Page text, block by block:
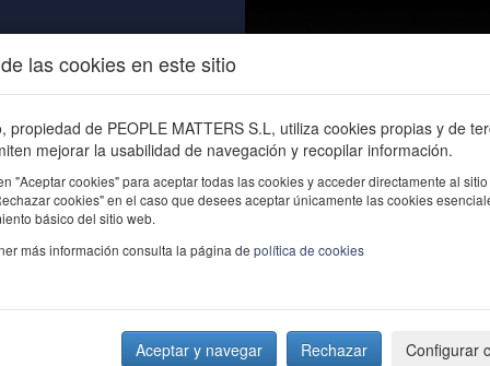
ÚNETE CONTACTO
las cookies en este sitio
propiedad de PEOPLE MATTERS S.L, utiliza cookies propias y de
mejorar la usabilidad de navegación y recopilar información.
"Aceptar cookies" para aceptar todas las cookies y acceder directamente al
cookies" en el caso que desees aceptar únicamente las cookies
básico del sitio web.
más información consulta la página de política de cookies
Aceptar y navegar Rechazar Configurar